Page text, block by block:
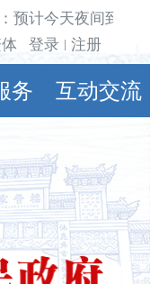
预计今天夜间到
登录 注册
务 互动交流